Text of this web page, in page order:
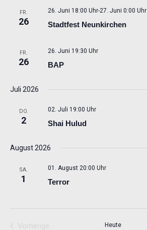
FR.
26 Stadtfest Neunkirchen
26. Juni 18:00 Uhr-27. Juni 0:00 Uhr
FR.
26 BAP
26. Juni 19:30 Uhr
Juli 2026
DO.
2 Shai Hulud
02. Juli 19:00 Uhr
August 2026
SA.
1 Terror
01. August 20:00 Uhr
Heute